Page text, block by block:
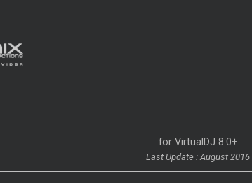
for VirtualDJ 8.0+
Last Update : August 2016